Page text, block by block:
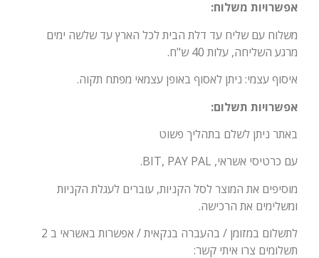
אפשרויות משלוח:
משלוח עם שליח עד דלת הבית לכל הארץ עד שלשה ימים
מרגע השליחה, עלות 40 ש"ח.
איסוף עצמי: ניתן לאסוף באופן עצמאי מפתח תקוה.
אפשרויות תשלום:
באתר ניתן לשלם בתהליך פשוט
עם כרטיסי אשראי, BIT, PAY PAL.
מוסיפים את המוצר לסל הקניות, עוברים לעגלת הקניות
ומשלימים את הרכישה.
לתשלום במזומן / בהעברה בנקאית / אפשרות באשראי ב 2
תשלומים צרו איתי קשר: